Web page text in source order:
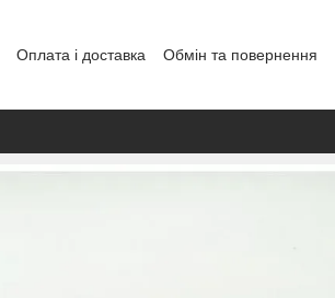
Оплата і доставка Обмін та повернення